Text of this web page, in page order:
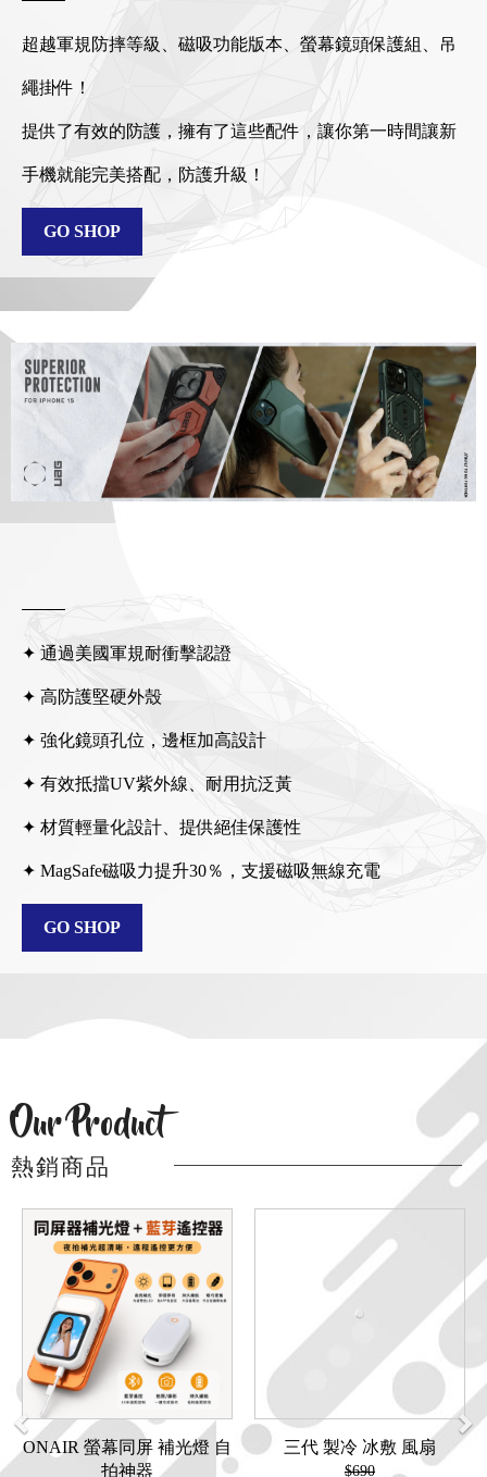
超越軍規防摔等級、磁吸功能版本、螢幕鏡頭保護組、吊
繩掛件！
提供了有效的防護，擁有了這些配件，讓你第一時間讓新
手機就能完美搭配，防護升級！
GO SHOP
✦ 通過美國軍規耐衝擊認證
✦ 高防護堅硬外殼
✦ 強化鏡頭孔位，邊框加高設計
✦ 有效抵擋UV紫外線、耐用抗泛黃
✦ 材質輕量化設計、提供絕佳保護性
✦ MagSafe磁吸力提升30％，支援磁吸無線充電
GO SHOP
Our Product
熱銷商品
ONAIR 螢幕同屏 補光燈 自
拍神器
三代 製冷 冰敷 風扇
$690
Previous